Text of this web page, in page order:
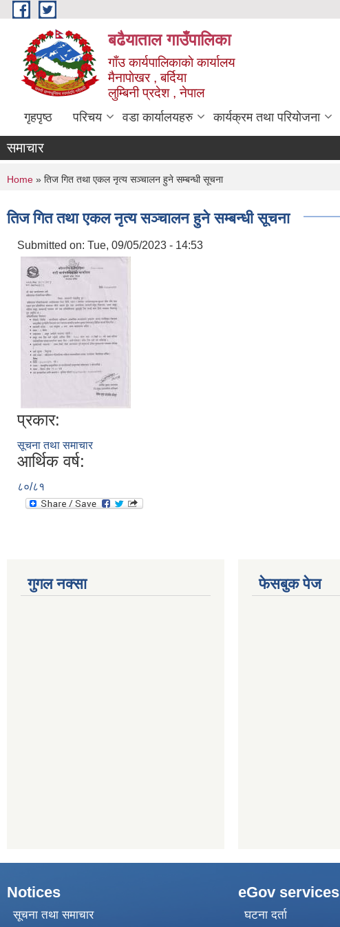
Skip to main content
बढैयाताल गाउँपालिका
गाँउ कार्यपालिकाकाे कार्यालय
मैनापाेखर , बर्दिया
लुम्बिनी प्रदेश , नेपाल
गृहपृष्ठ परिचय वडा कार्यालयहरु कार्यक्रम तथा परियोजना
समाचार
You are here
Home » तिज गित तथा एकल नृत्य सञ्चालन हुने सम्बन्धी सूचना
तिज गित तथा एकल नृत्य सञ्चालन हुने सम्बन्धी सूचना
Submitted on: Tue, 09/05/2023 - 14:53
प्रकार:
सूचना तथा समाचार
आर्थिक वर्ष:
८०/८१
गुगल नक्सा फेसबुक पेज
Notices
सूचना तथा समाचार
eGov services
घटना दर्ता